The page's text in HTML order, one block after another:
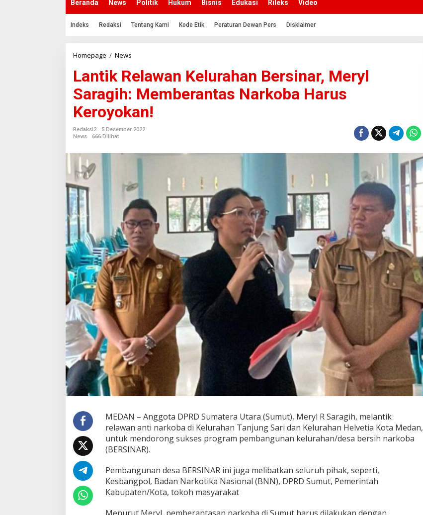
Beranda News Politik Hukum Bisnis Edukasi Rileks Video
Indeks Redaksi Tentang Kami Kode Etik Peraturan Dewan Pers Disklaimer
Homepage / News
n
t
R
e
a
l
u
r
h
a
n
B
e
r
s
i
n
a
M
e
r
y
l
S
a
r
g
i
h
:
M
m
b
e
r
n
Lantik Relawan Kelurahan Bersinar, Meryl
Saragih: Memberantas Narkoba Harus
Keroyokan!
Redaksi2
5 Desember 2022
News
666 Dilihat
MEDAN – Anggota DPRD Sumatera Utara (Sumut), Meryl R Saragih, melantik
relawan anti narkoba di Kelurahan Tanjung Sari dan Kelurahan Helvetia Kota Medan,
untuk mendorong sukses program pembangunan kelurahan/desa bersih narkoba
(BERSINAR).
Pembangunan desa BERSINAR ini juga melibatkan seluruh pihak, seperti,
Kesbangpol, Badan Narkotika Nasional (BNN), DPRD Sumut, Pemerintah
Kabupaten/Kota, tokoh masyarakat